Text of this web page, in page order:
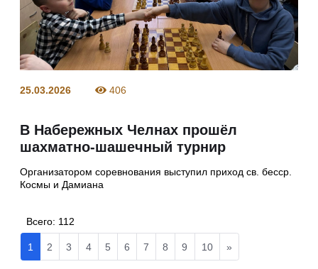
25.03.2026 406
В Набережных Челнах прошёл
шахматно-шашечный турнир
Организатором соревнования выступил приход св. бесср.
Космы и Дамиана
Всего: 112
1 2 3 4 5 6 7 8 9 10 »